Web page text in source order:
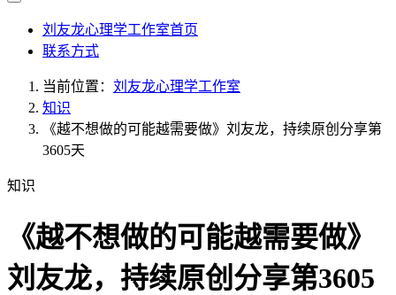
刘友龙心理学工作室首页
联系方式
当前位置： 刘友龙心理学工作室
知识
《越不想做的可能越需要做》刘友龙，持续原创分享第
3605天
知识
《越不想做的可能越需要做》
刘友龙，持续原创分享第3605